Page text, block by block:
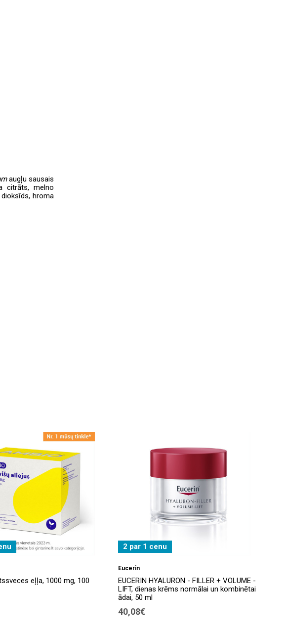
augļu sausais
citrāts, melno
hroma
eļļa, 1000 mg, 100
2 par 1 cenu
Eucerin
EUCERIN HYALURON - FILLER + VOLUME -
LIFT, dienas krēms normālai un kombinētai
ādai, 50 ml
40,08€